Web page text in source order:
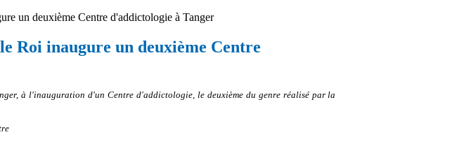
un deuxième Centre d'addictologie à Tanger
Roi inaugure un deuxième Centre
à l'inauguration d'un Centre d'addictologie, le deuxième du genre réalisé par la